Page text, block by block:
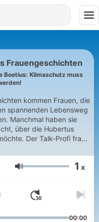
Frauengeschichten
Boetius: Klimaschutz muss
kommen Frauen, die
spannenden Lebensweg
Manchmal haben sie
über die Hubertus
Der Talk-Profi fragt
um den Austausch von
Zitat, eine Musik, ein Film
mit zum Inventar gehört
Titel aus.
Volumen 1 x
00:00